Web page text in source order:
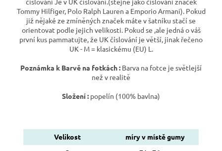
Tommy Hilfiger, Polo Ralph Lauren a Emporio Armani). Pokud
již nějaké ze zmíněných značek máte v šatníku stačí se
orientovat podle jejich velikosti. Pokud se ,ale jedná o váš
první kus pammatujte, že UK číslování je větší, jinak řečeno
UK - M = klasickému (EU) L.
Poznámka k Barvě na fotkách : Barva na fotce je světlejší
než v realitě
Složení : popelín (100% bavlna)
Velikost
míry v místě gumy